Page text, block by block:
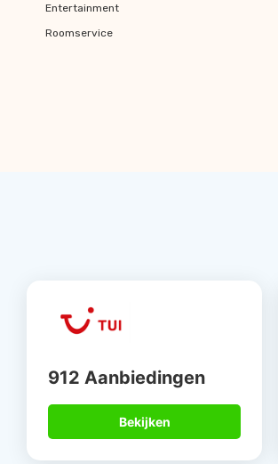
Entertainment
Roomservice
912 Aanbiedingen
Bekijken